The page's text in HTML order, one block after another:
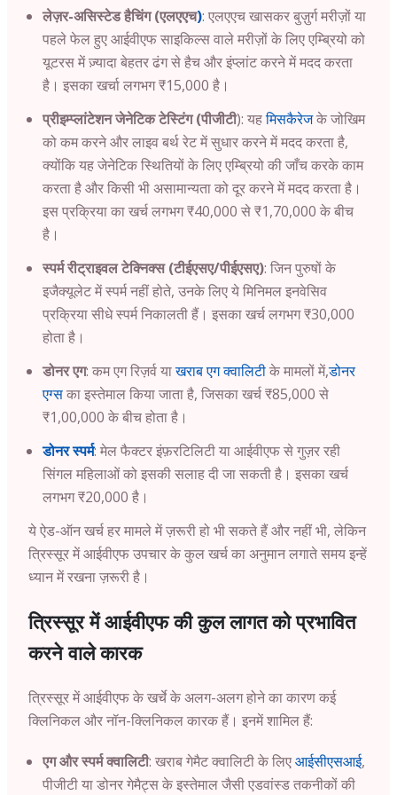
लेज़र-असिस्टेड हैचिंग (एलएएच): एलएएच खासकर बुज़ुर्ग मरीज़ों या
पहले फेल हुए आईवीएफ साइकिल्स वाले मरीज़ों के लिए एम्ब्रियो को
यूटरस में ज़्यादा बेहतर ढंग से हैच और इंप्लांट करने में मदद करता
है। इसका खर्चा लगभग ₹15,000 है।
प्रीइम्प्लांटेशन जेनेटिक टेस्टिंग (पीजीटी): यहमिसकैरेजके जोखिम
को कम करने और लाइव बर्थ रेट में सुधार करने में मदद करता है,
क्योंकि यह जेनेटिक स्थितियों के लिए एम्ब्रियो की जाँच करके काम
करता है और किसी भी असामान्यता को दूर करने में मदद करता है।
इस प्रक्रिया का खर्च लगभग ₹40,000 से ₹1,70,000 के बीच
है।
स्पर्म रीट्राइवल टेक्निक्स (टीईएसए/पीईएसए): जिन पुरुषों के
इजैक्यूलेट में स्पर्म नहीं होते, उनके लिए ये मिनिमल इनवेसिव
प्रक्रिया सीधे स्पर्म निकालती हैं। इसका खर्च लगभग ₹30,000
होता है।
डोनर एग: कम एग रिज़र्व याखराब एग क्वालिटीके मामलों में,डोनर
एग्सका इस्तेमाल किया जाता है, जिसका खर्च ₹85,000 से
₹1,00,000 के बीच होता है।
डोनर स्पर्म: मेल फैक्टर इंफ़रटिलिटी या आईवीएफ से गुज़र रही
सिंगल महिलाओं को इसकी सलाह दी जा सकती है। इसका खर्च
लगभग ₹20,000 है।
ये ऐड-ऑन खर्च हर मामले में ज़रूरी हो भी सकते हैं और नहीं भी, लेकिन
त्रिस्सूर में आईवीएफ उपचार के कुल खर्च का अनुमान लगाते समय इन्हें
ध्यान में रखना ज़रूरी है।
त्रिस्सूर में आईवीएफ की कुल लागत को प्रभावित
करने वाले कारक
त्रिस्सूर में आईवीएफ के खर्चे के अलग-अलग होने का कारण कई
क्लिनिकल ​​और नॉन-क्लिनिकल ​​कारक हैं। इनमें शामिल हैं:
एग और स्पर्म क्वालिटी: खराब गेमैट क्वालिटी के लिएआईसीएसआई,
पीजीटी या डोनर गेमैट्स के इस्तेमाल जैसी एडवांस्ड तकनीकों की